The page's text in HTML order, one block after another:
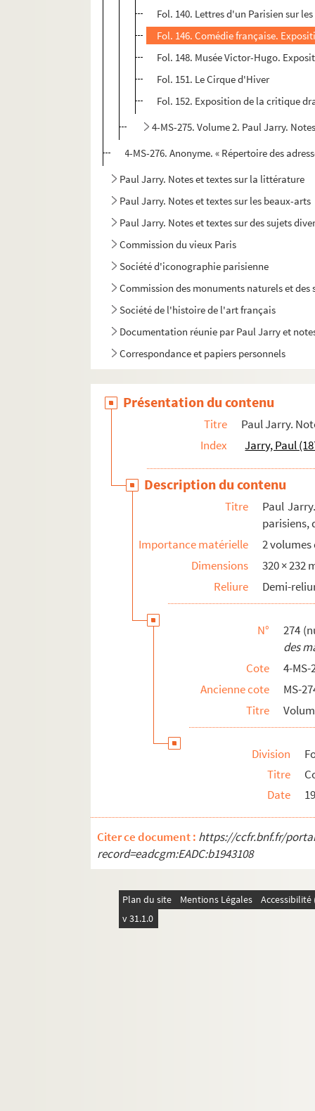
Fol. 140. Lettres d'un Parisien sur
Fol. 146. Comédie française.
Fol. 148. Musée Victor-Hugo.
Fol. 151. Le Cirque d'Hiver
Fol. 152. Exposition de la critique
4-MS-275. Volume 2. Paul Jarry.
4-MS-276. Anonyme. « Répertoire des
Paul Jarry. Notes et textes sur la littérature
Paul Jarry. Notes et textes sur les beaux-arts
Paul Jarry. Notes et textes sur des sujets
Commission du vieux Paris
Société d'iconographie parisienne
Commission des monuments naturels et
Société de l'histoire de l'art français
Documentation réunie par Paul Jarry et
Correspondance et papiers personnels
Présentation du contenu
Titre
Paul Jarry.
Index
Jarry, Paul
Description du contenu
Titre
Paul
parisiens,
Importance matérielle
2 volumes
Dimensions
320 × 232
Reliure
Demi-
N°
274
des
Cote
4-MS-
Ancienne cote
MS-
Titre
Division
Titre
Date
Citer ce document : https://ccfr.bnf.fr/
record=eadcgm:EADC:b1943108
Plan du site Mentions Légales
v 31.1.0